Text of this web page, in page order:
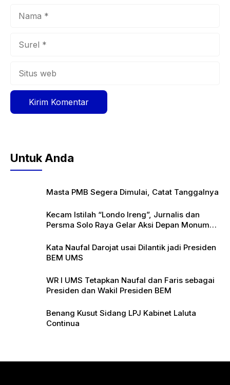
Untuk Anda
Masta PMB Segera Dimulai, Catat Tanggalnya
Kecam Istilah “Londo Ireng”, Jurnalis dan
Persma Solo Raya Gelar Aksi Depan Monumen
Kata Naufal Darojat usai Dilantik jadi Presiden
BEM UMS
WR I UMS Tetapkan Naufal dan Faris sebagai
Presiden dan Wakil Presiden BEM
Benang Kusut Sidang LPJ Kabinet Laluta
Continua